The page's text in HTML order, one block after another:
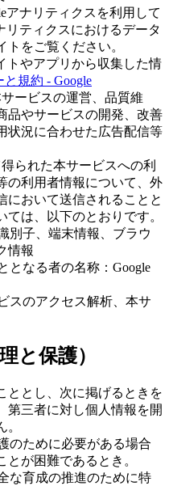
アナリティクスを利用して
リティクスにおけるデータ
をご覧ください。
トやアプリから収集した情
と規約 - Google
ービスの運営、品質維
品やサービスの開発、改善
状況に合わせた広告配信等
られた本サービスへの利
の利用者情報について、外
において送信されることと
は、以下のとおりです。
別子、端末情報、ブラウ
情報
となる者の名称：Google
スのアクセス解析、本サ
と保護）
ととし、次に掲げるときを
第三者に対し個人情報を開
のために必要がある場合
が困難であるとき。
な育成の推進のために特